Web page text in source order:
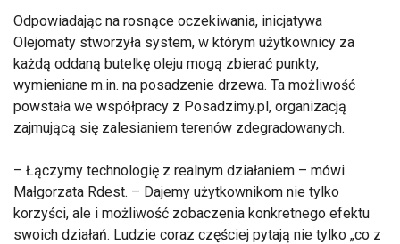
Odpowiadając na rosnące oczekiwania, inicjatywa
Olejomaty stworzyła system, w którym użytkownicy za
każdą oddaną butelkę oleju mogą zbierać punkty,
wymieniane m.in. na posadzenie drzewa. Ta możliwość
powstała we współpracy z Posadzimy.pl, organizacją
zajmującą się zalesianiem terenów zdegradowanych.
– Łączymy technologię z realnym działaniem – mówi
Małgorzata Rdest. – Dajemy użytkownikom nie tylko
korzyści, ale i możliwość zobaczenia konkretnego efektu
swoich działań. Ludzie coraz częściej pytają nie tylko „co z